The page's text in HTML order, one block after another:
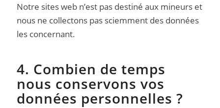
Notre sites web n’est pas destiné aux mineurs et
nous ne collectons pas sciemment des données
les concernant.
4. Combien de temps
nous conservons vos
données personnelles ?